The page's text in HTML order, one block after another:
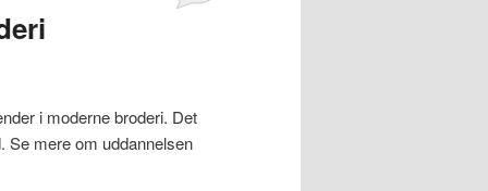
i moderne broderi. Det
Se mere om uddannelsen